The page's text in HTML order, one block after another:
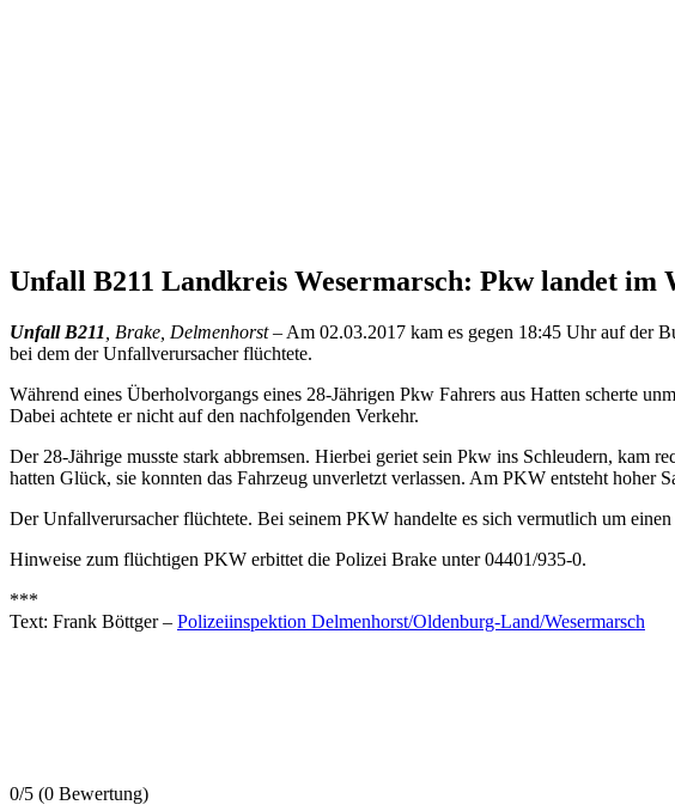
Unfall B211 Landkreis Wesermarsch: Pkw landet
Unfall B211 , Brake, Delmenhorst– Am 02.03.2017 kam es gegen 18:45 Uhr auf der
bei dem der Unfallverursacher flüchtete.
Während eines Überholvorgangs eines 28-Jährigen Pkw Fahrers aus Hatten scherte
Dabei achtete er nicht auf den nachfolgenden Verkehr.
Der 28-Jährige musste stark abbremsen. Hierbei geriet sein Pkw ins Schleudern, kam
hatten Glück, sie konnten das Fahrzeug unverletzt verlassen. Am PKW entsteht hoher
Der Unfallverursacher flüchtete. Bei seinem PKW handelte es sich vermutlich um
Hinweise zum flüchtigen PKW erbittet die Polizei Brake unter 04401/935-0.
***
Text: Frank Böttger – Polizeiinspektion Delmenhorst/Oldenburg-Land/Wesermarsch
0/5 (0 Bewertung)